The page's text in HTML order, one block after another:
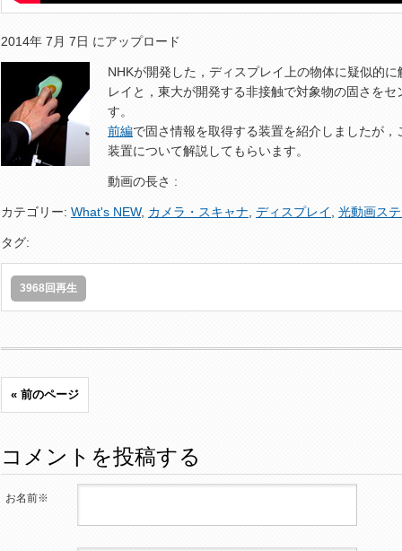
2014年 7月 7日 にアップロード
NHKが開発した，ディスプレイ上の物体に疑似的
レイと，東大が開発する非接触で対象物の固さを
す。
前編で固さ情報を取得する装置を紹介しましたが
装置について解説してもらいます。
動画の長さ :
カテゴリー: What's NEW, カメラ・スキャナ ディスプレイ 光動画ス
タグ:
3968回再生
« 前のページ
コメントを投稿する
お名前※